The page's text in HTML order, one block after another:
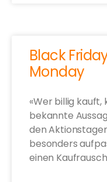
Black
Monday
«Wer billig kauft,
bekannte
den
besonders
einen